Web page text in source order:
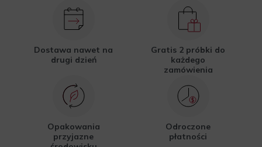
Dostawa nawet na
drugi dzień
Gratis 2 próbki do
każdego
zamówienia
Opakowania
przyjazne
Odroczone
płatności